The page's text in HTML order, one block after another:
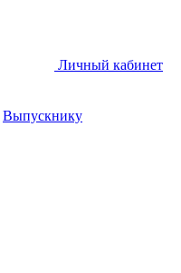
Личный кабинет
Выпускнику